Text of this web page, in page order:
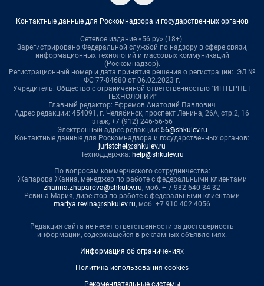
Контактные данные для Роскомнадзора и государственных органов
Сетевое издание «56.ру» (18+).
Зарегистрировано Федеральной службой по надзору в сфере связи,
информационных технологий и массовых коммуникаций
(Роскомнадзор).
Регистрационный номер и дата принятия решения о регистрации: ЭЛ №
ФС 77-84680 от 06.02.2023 г.
Учредитель: Общество с ограниченной ответственностью "ИНТЕРНЕТ
ТЕХНОЛОГИИ"
Главный редактор: Ефремов Анатолий Павлович
Адрес редакции: 454091, г. Челябинск, проспект Ленина, 26А, стр.2, 16
этаж, +7 (912) 246-56-56
Электронный адрес редакции: 56@shkulev.ru
Контактные данные для Роскомнадзора и государственных органов:
juristchel@shkulev.ru
Техподдержка: help@shkulev.ru
По вопросам коммерческого сотрудничества:
Жапарова Жанна, менеджер по работе с федеральными клиентами
zhanna.zhaparova@shkulev.ru, моб. + 7 982 640 34 32
Ревина Мария, директор по работе с федеральными клиентами
mariya.revina@shkulev.ru, моб. +7 910 402 4056
Редакция сайта не несет ответственности за достоверность
информации, содержащейся в рекламных объявлениях.
Информация об ограничениях
Политика использования cookies
Рекомендательные системы